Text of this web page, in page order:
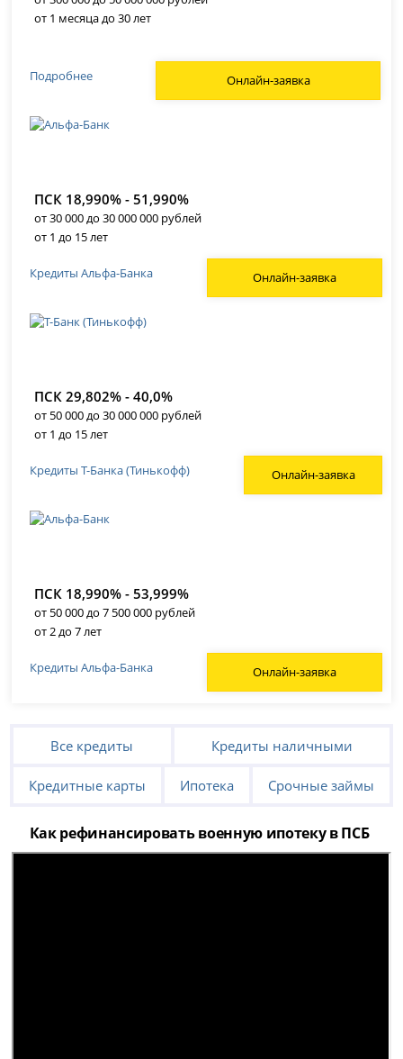
от 1 месяца до 30 лет
Онлайн-заявка
Подробнее
ПСК 18,990% - 51,990%
от 30 000 до 30 000 000 рублей
от 1 до 15 лет
Онлайн-заявка
Кредиты Альфа-Банка
ПСК 29,802% - 40,0%
от 50 000 до 30 000 000 рублей
от 1 до 15 лет
Онлайн-заявка
Кредиты Т-Банка (Тинькофф)
ПСК 18,990% - 53,999%
от 50 000 до 7 500 000 рублей
от 2 до 7 лет
Онлайн-заявка
Кредиты Альфа-Банка
Все кредиты Кредиты наличными
Кредитные карты Ипотека Срочные займы
Как рефинансировать военную ипотеку в ПСБ